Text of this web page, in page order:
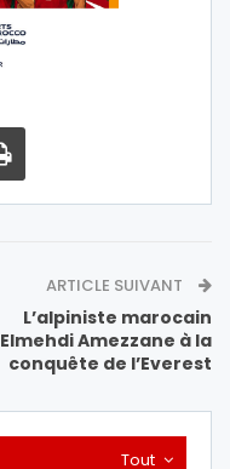
ARTICLE SUIVANT
L’alpiniste marocain
Elmehdi Amezzane à la
conquête de l’Everest
Tout